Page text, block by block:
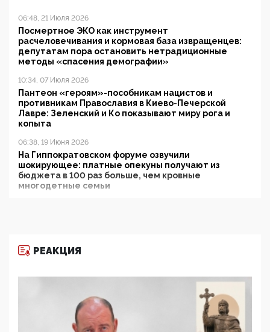
06:48, 21 Июля 2026
Посмертное ЭКО как инструмент
расчеловечивания и кормовая база извращенцев:
депутатам пора остановить нетрадиционные
методы «спасения демографии»
10:34, 07 Июля 2026
Пантеон «героям»-пособникам нацистов и
противникам Православия в Киево-Печерской
Лавре: Зеленский и Ко показывают миру рога и
копыта
06:38, 19 Июня 2026
На Гиппократовском форуме озвучили
шокирующее: платные опекуны получают из
бюджета в 100 раз больше, чем кровные
многодетные семьи
11:53, 09 Июня 2026
деятельность ИИТО ЮНЕСКО в России, но
цифроглобалисты продолжают определять
повестку в образовании
09:43, 01 Июня 2026
РЕАКЦИЯ